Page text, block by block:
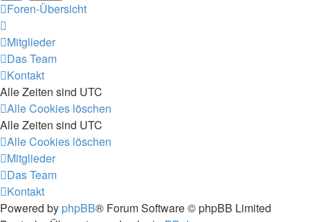
Foren-Übersicht
Mitglieder
Das Team
Kontakt
Alle Zeiten sind UTC
Alle Cookies löschen
Alle Zeiten sind UTC
Alle Cookies löschen
Mitglieder
Das Team
Kontakt
Powered by phpBB® Forum Software © phpBB Limited